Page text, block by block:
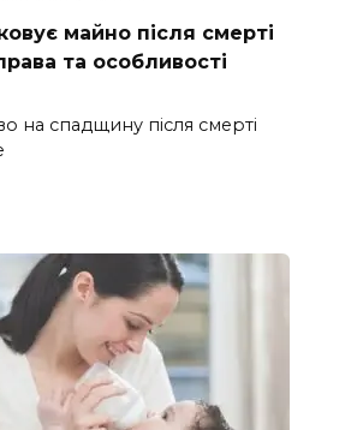
майно після смерті
та особливості
на спадщину після смерті